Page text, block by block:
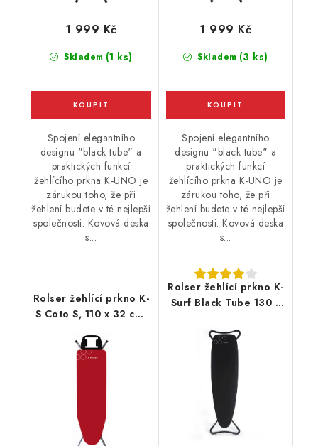
Skladem (1 ks)
1 999 Kč
Spojení elegantního
designu "black tube" a
praktických funkcí
žehlícího prkna K-UNO je
zárukou toho, že při
žehlení budete v té nejlepší
společnosti. Kovová deska
s...
Skladem (3 ks)
1 999 Kč
Spojení elegantního
designu "black tube" a
praktických funkcí
žehlícího prkna K-UNO je
zárukou toho, že při
žehlení budete v té nejlepší
společnosti. Kovová deska
s...
Rolser žehlící prkno K-
S Coto S, 110 x 32 cm,
Rolser žehlící prkno K-
Surf Black Tube 130 x